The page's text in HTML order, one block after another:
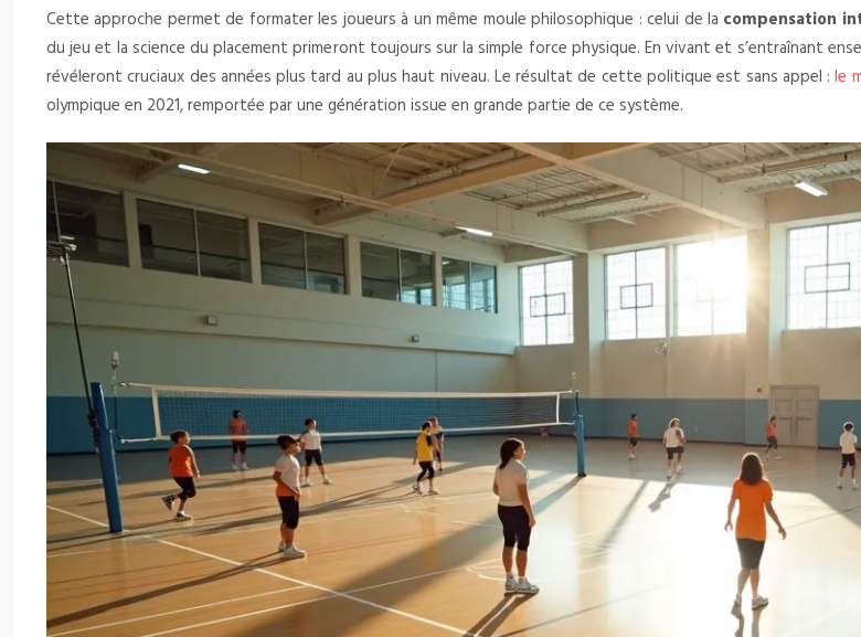
Cette approche permet de formater les joueurs à un même moule philosophique : celui de la compensation
du jeu et la science du placement primeront toujours sur la simple force physique. En vivant et s’entraînant
révéleront cruciaux des années plus tard au plus haut niveau. Le résultat de cette politique est sans appel :le
olympique en 2021, remportée par une génération issue en grande partie de ce système.